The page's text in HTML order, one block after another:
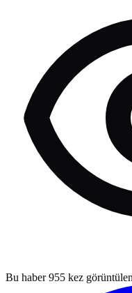
Bu haber955 kez